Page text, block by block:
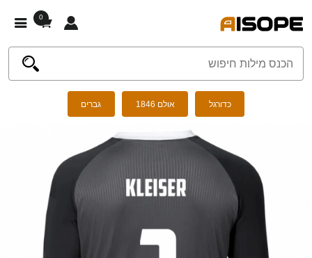
0
כדורגל אולם 1846 גברים